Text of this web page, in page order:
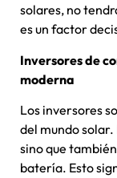
solares, no
es un factor
Inversores de
moderna
Los inversores
del mundo
sino que
batería. Esto